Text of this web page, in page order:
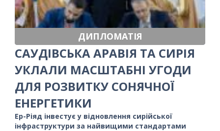
ДИПЛОМАТІЯ
САУДІВСЬКА АРАВІЯ ТА СИРІЯ
УКЛАЛИ МАСШТАБНІ УГОДИ
ДЛЯ РОЗВИТКУ СОНЯЧНОЇ
ЕНЕРГЕТИКИ
Ер-Ріяд інвестує у відновлення сирійської
інфраструктури за найвищими стандартами